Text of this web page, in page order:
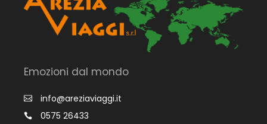
Emozioni dal mondo
info@areziaviaggi.it
0575 26433